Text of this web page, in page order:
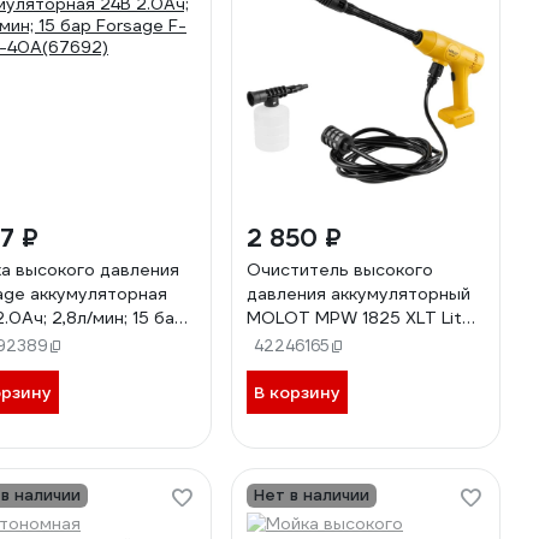
₽
высокого давления
аккумуляторная
2,8л/мин; 15 бар
F-XK01-
2 850 ₽
Очиститель высокого
давления аккумуляторный
MOLOT MPW 1825 XLT Lite
SOLO ЦЗ-0037178190
42246165
В корзину
наличии Нет в наличии